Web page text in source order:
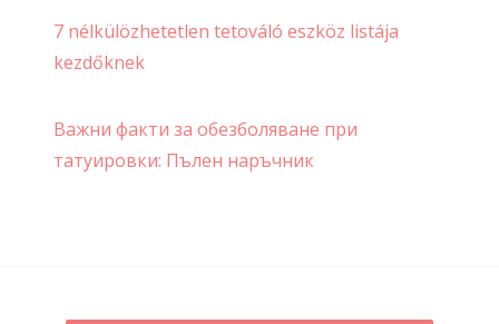
7 nélkülözhetetlen tetováló eszköz listája
kezdőknek
Важни факти за обезболяване при
татуировки: Пълен наръчник